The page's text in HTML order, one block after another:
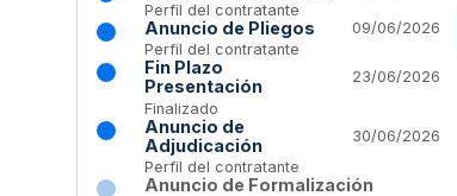
Perfil del contratante
Anuncio de Pliegos
09/06/2026
Perfil del contratante
Fin Plazo
Presentación
23/06/2026
Finalizado
Anuncio de
Adjudicación
30/06/2026
Perfil del contratante
Anuncio de Formalización